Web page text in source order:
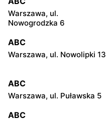
Warszawa, ul.
Nowogrodzka 6
ABC
Warszawa, ul. Nowolipki 13
ABC
Warszawa, ul. Puławska 5
ABC